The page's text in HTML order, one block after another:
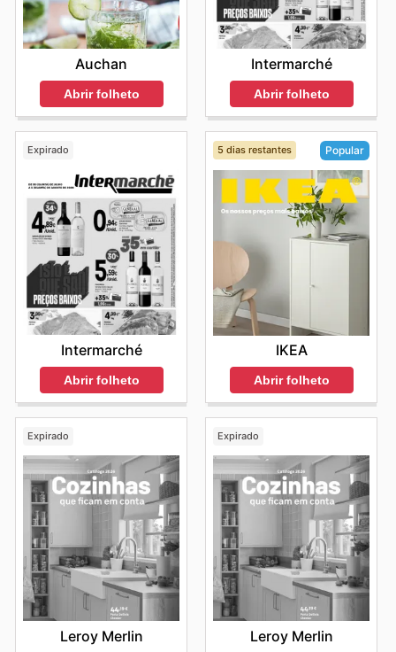
Auchan
Abrir folheto
Intermarché
Abrir folheto
Expirado
Intermarché
Abrir folheto
5 dias restantes Popular
IKEA
Abrir folheto
Expirado
Leroy Merlin
Expirado
Leroy Merlin